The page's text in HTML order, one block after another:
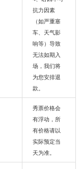
抗力因素
（如严重塞
车、天气影
响等）导致
无法如期入
场，我们将
为您安排退
款。
秀票价格会
有浮动，所
有价格请以
实际预定当
天为准。